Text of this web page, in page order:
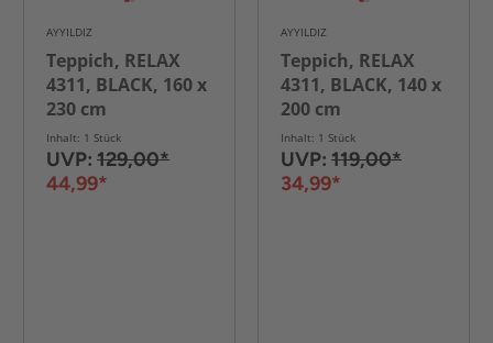
AYYILDIZ
Teppich, RELAX
4311, BLACK, 160 x
230 cm
Inhalt: 1 Stück
UVP: 129,00*
44,99*
AYYILDIZ
Teppich, RELAX
4311, BLACK, 140 x
200 cm
Inhalt: 1 Stück
UVP: 119,00*
34,99*